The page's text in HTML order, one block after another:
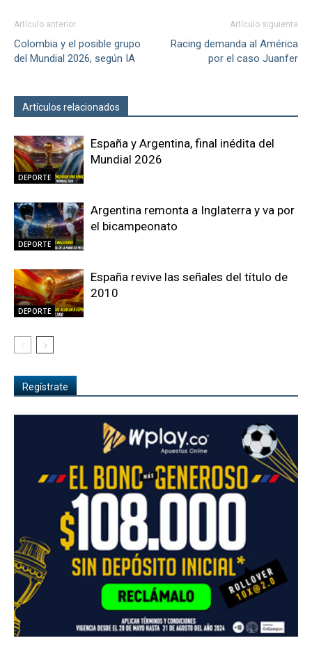
Artículo anterior
Colombia y el posible grupo
del Mundial 2026, según IA
Artículo siguiente
Racing demanda al América
por el caso Juanfer
Artículos relacionados
DEPORTE
España y Argentina, final inédita del
Mundial 2026
DEPORTE
Argentina remonta a Inglaterra y va por
el bicampeonato
DEPORTE
España revive las señales del título de
2010
Regístrate